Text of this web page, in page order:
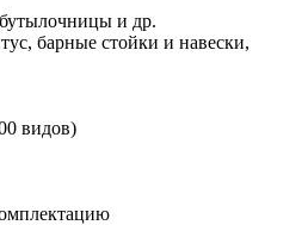
и др.
барные стойки и навески,
видов)